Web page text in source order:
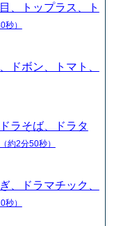
、トップラス、ト
秒）
ドボン、トマト、
ラそば、ドラタ
（約2分50秒）
、ドラマチック、
秒）